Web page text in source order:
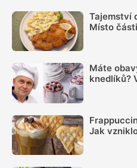
Tajemství
Místo
Máte
knedlíků?
Jak